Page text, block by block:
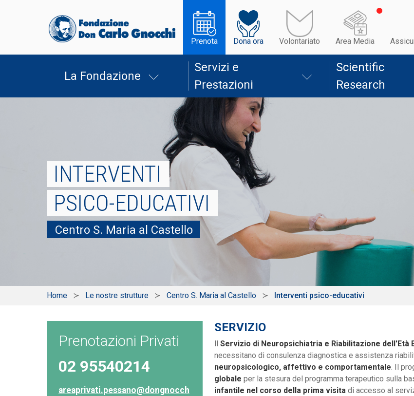
Prenota Dona ora Volontariato Area Media
La Fondazione
Servizi e
Prestazioni
Scientific
Research
INTERVENTI
PSICO-EDUCATIVI
Centro S. Maria al Castello
Home Le nostre strutture Centro S. Maria al Castello Interventi psico-educativi
Prenotazioni Privati
02 95540214
areaprivati.pessano@dongnocch
SERVIZIO
Servizio di Neuropsichiatria e Riabilitazione dell'Età
necessitano di consulenza diagnostica e assistenza
neuropsicologico, affettivo e comportamentale. Il
globale per la stesura del programma terapeutico sulla
infantile nel corso della prima visita di accesso al